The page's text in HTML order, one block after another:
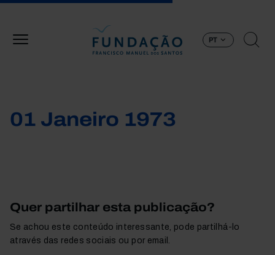
PT
01 Janeiro 1973
Quer partilhar esta publicação?
Se achou este conteúdo interessante, pode partilhá-lo
através das redes sociais ou por email.